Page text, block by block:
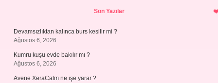
Son Yazılar
Devamsızlıktan kalınca burs kesilir mi ?
Ağustos 6, 2026
Kumru kuşu evde bakılır mı ?
Ağustos 6, 2026
Avene XeraCalm ne işe yarar ?